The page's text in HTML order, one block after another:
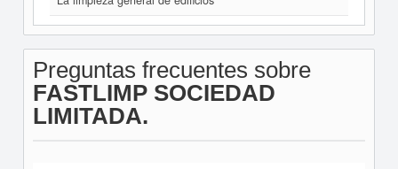
Preguntas frecuentes sobre
FASTLIMP SOCIEDAD
LIMITADA.